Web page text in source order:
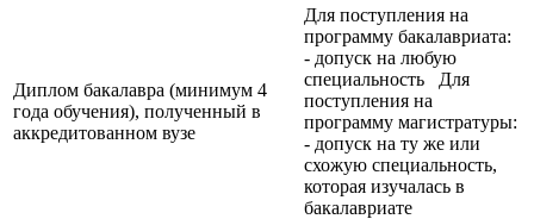
Диплом бакалавра (минимум 4
года обучения), полученный в
аккредитованном вузе
Для поступления на
программу бакалавриата:
- допуск на любую
специальность Для
поступления на
программу магистратуры:
- допуск на ту же или
схожую специальность,
которая изучалась в
бакалавриате